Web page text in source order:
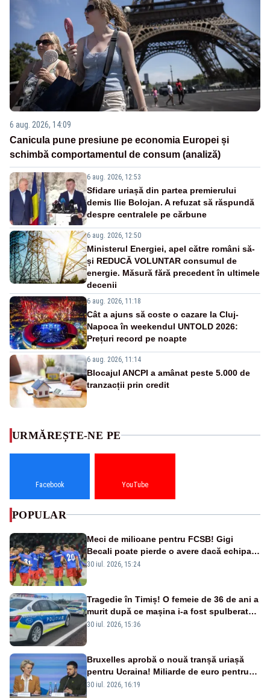
6 aug. 2026, 14:09
Canicula pune presiune pe economia Europei și
schimbă comportamentul de consum (analiză)
6 aug. 2026, 12:53
Sfidare uriașă din partea premierului
demis Ilie Bolojan. A refuzat să răspundă
despre centralele pe cărbune
6 aug. 2026, 12:50
Ministerul Energiei, apel către români să-
și REDUCĂ VOLUNTAR consumul de
energie. Măsură fără precedent în ultimele
decenii
6 aug. 2026, 11:18
Cât a ajuns să coste o cazare la Cluj-
Napoca în weekendul UNTOLD 2026:
Prețuri record pe noapte
6 aug. 2026, 11:14
Blocajul ANCPI a amânat peste 5.000 de
tranzacții prin credit
URMĂREȘTE-NE PE
Facebook YouTube
POPULAR
Meci de milioane pentru FCSB! Gigi
Becali poate pierde o avere dacă echipa
este eliminată de FK Auda
30 iul. 2026, 15:24
Tragedie în Timiș! O femeie de 36 de ani a
murit după ce mașina i-a fost spulberată
de tren
30 iul. 2026, 15:36
Bruxelles aprobă o nouă tranșă uriașă
pentru Ucraina! Miliarde de euro pentru
armament și apărare
30 iul. 2026, 16:19